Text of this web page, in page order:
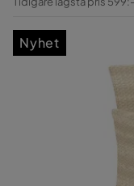
Nyhet